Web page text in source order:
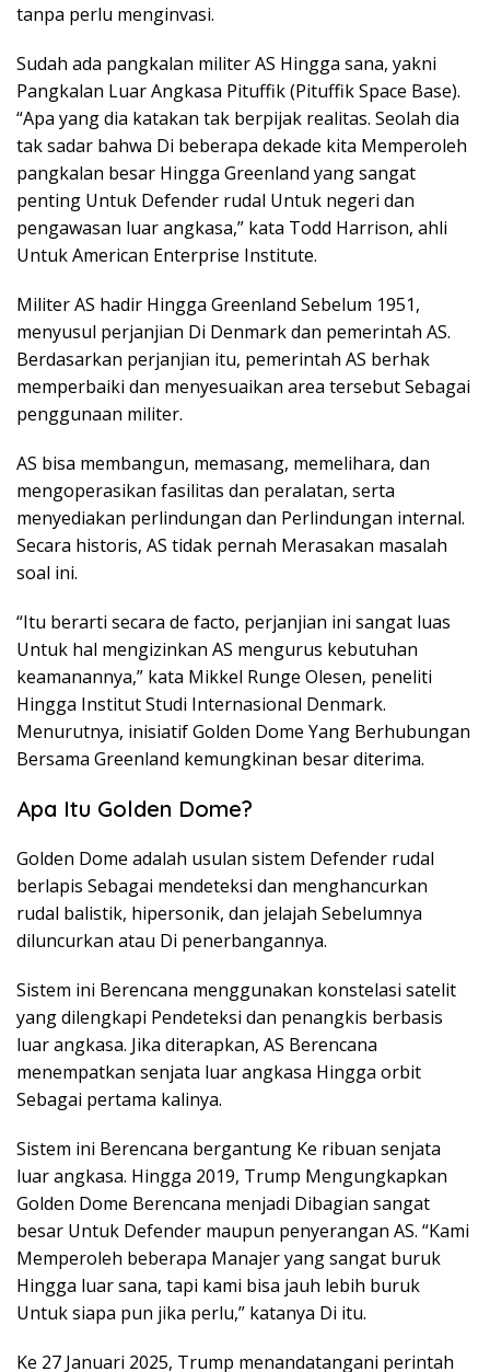
tanpa perlu menginvasi.
Sudah ada pangkalan militer AS Hingga sana, yakni
Pangkalan Luar Angkasa Pituffik (Pituffik Space Base).
“Apa yang dia katakan tak berpijak realitas. Seolah dia
tak sadar bahwa Di beberapa dekade kita Memperoleh
pangkalan besar Hingga Greenland yang sangat
penting Untuk Defender rudal Untuk negeri dan
pengawasan luar angkasa,” kata Todd Harrison, ahli
Untuk American Enterprise Institute.
Militer AS hadir Hingga Greenland Sebelum 1951,
menyusul perjanjian Di Denmark dan pemerintah AS.
Berdasarkan perjanjian itu, pemerintah AS berhak
memperbaiki dan menyesuaikan area tersebut Sebagai
penggunaan militer.
AS bisa membangun, memasang, memelihara, dan
mengoperasikan fasilitas dan peralatan, serta
menyediakan perlindungan dan Perlindungan internal.
Secara historis, AS tidak pernah Merasakan masalah
soal ini.
“Itu berarti secara de facto, perjanjian ini sangat luas
Untuk hal mengizinkan AS mengurus kebutuhan
keamanannya,” kata Mikkel Runge Olesen, peneliti
Hingga Institut Studi Internasional Denmark.
Menurutnya, inisiatif Golden Dome Yang Berhubungan
Bersama Greenland kemungkinan besar diterima.
Apa Itu Golden Dome?
Golden Dome adalah usulan sistem Defender rudal
berlapis Sebagai mendeteksi dan menghancurkan
rudal balistik, hipersonik, dan jelajah Sebelumnya
diluncurkan atau Di penerbangannya.
Sistem ini Berencana menggunakan konstelasi satelit
yang dilengkapi Pendeteksi dan penangkis berbasis
luar angkasa. Jika diterapkan, AS Berencana
menempatkan senjata luar angkasa Hingga orbit
Sebagai pertama kalinya.
Sistem ini Berencana bergantung Ke ribuan senjata
luar angkasa. Hingga 2019, Trump Mengungkapkan
Golden Dome Berencana menjadi Dibagian sangat
besar Untuk Defender maupun penyerangan AS. “Kami
Memperoleh beberapa Manajer yang sangat buruk
Hingga luar sana, tapi kami bisa jauh lebih buruk
Untuk siapa pun jika perlu,” katanya Di itu.
Ke 27 Januari 2025, Trump menandatangani perintah